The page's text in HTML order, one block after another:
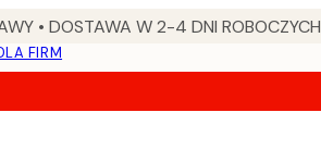
• DOSTAWA W 2-4 DNI ROBOCZYCH
FIRM